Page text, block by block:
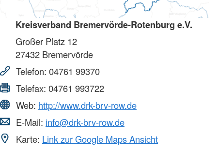
Kreisverband Bremervörde-Rotenburg e.V.
Großer Platz 12
27432 Bremervörde
Telefon: 04761 99370
Telefax: 04761 993722
Web: http://www.drk-brv-row.de
E-Mail: info@drk-brv-row.de
Karte: Link zur Google Maps Ansicht